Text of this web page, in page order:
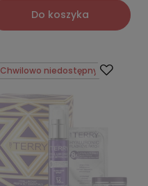
Do koszyka
Chwilowo niedostępny